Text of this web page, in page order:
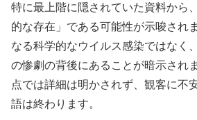
特に最上階に隠されていた資料から
的な存在」である可能性が示唆され
なる科学的なウイルス感染ではなく
の惨劇の背後にあることが暗示され
点では詳細は明かされず、観客に不
語は終わります。